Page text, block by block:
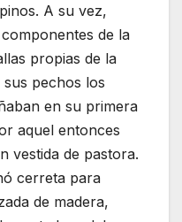
A su vez,
de la
propias de la
pechos los
en su primera
aquel entonces
vestida de pastora.
cerreta para
de madera,